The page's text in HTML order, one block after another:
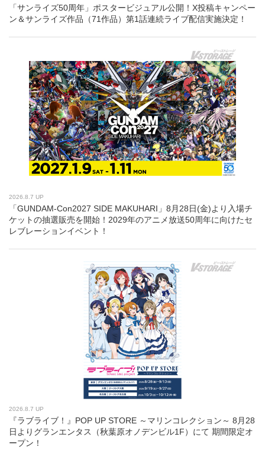
「サンライズ50周年」ポスタービジュアル公開！X投稿キャンペー
ン＆サンライズ作品（71作品）第1話連続ライブ配信実施決定！
2026.8.7 UP
「GUNDAM-Con2027 SIDE MAKUHARI」8月28日(金)より入場チ
ケットの抽選販売を開始！2029年のアニメ放送50周年に向けたセ
レブレーションイベント！
2026.8.7 UP
『ラブライブ！』POP UP STORE ～マリンコレクション～ 8月28
日よりグランエンタス（秋葉原オノデンビル1F）にて 期間限定オ
ープン！